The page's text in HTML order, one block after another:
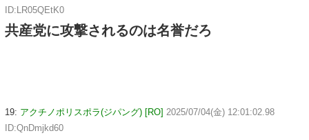
ID:LR05QEtK0
共産党に攻撃されるのは名誉だろ
19: アクチノポリスポラ(ジパング) [RO] 2025/07/04(金) 12:01:02.98
ID:QnDmjkd60